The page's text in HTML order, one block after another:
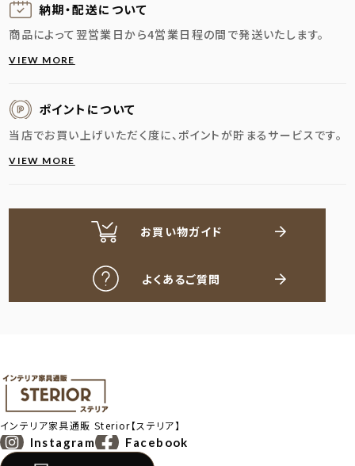
納期・配送に ついて
商品によって翌営業日から4営業日程の間で発送いたします。
VIEW MORE
ポイントについて
当店でお買い上げいただく度に、ポイントが貯まるサービスです。
VIEW MORE
お買い物ガイド
よくあるご質問
インテリア家具通販Sterior【ステリア】
Instagram Facebook